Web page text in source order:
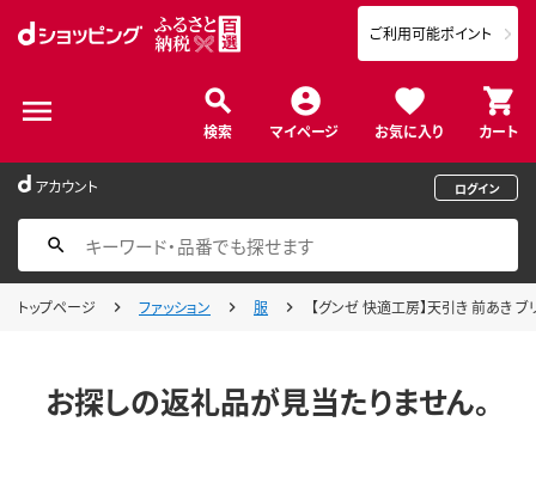
検索 マイページ お気に入り カート
ご利用可能ポイント
アカウント ログイン
トップページ ファッション 服 【グンゼ 快適工房】天引き 前あき
お探しの返礼品が見当たりません。